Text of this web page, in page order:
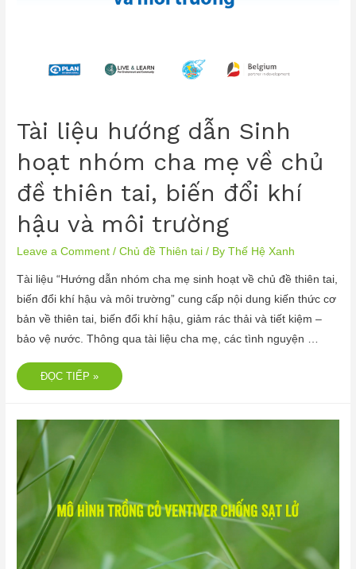
Tài liệu hướng dẫn Sinh
hoạt nhóm cha mẹ về chủ
đề thiên tai, biến đổi khí
hậu và môi trường
Leave a Comment /Chủ đề Thiên tai / ByThế Hệ Xanh
Tài liệu “Hướng dẫn nhóm cha mẹ sinh hoạt về chủ đề thiên tai,
biến đổi khí hậu và môi trường” cung cấp nội dung kiến thức cơ
bản về thiên tai, biến đổi khí hậu, giảm rác thải và tiết kiệm –
bảo vệ nước. Thông qua tài liệu cha mẹ, các tình nguyện …
ĐỌC TIẾP »